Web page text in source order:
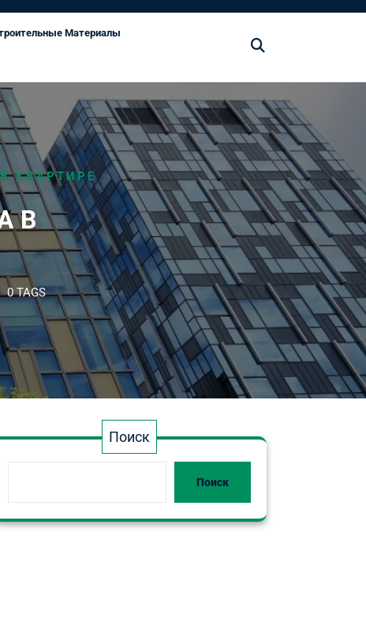
Материалы
КВАРТИРЕ
В
0 TAGS
Поиск
Поиск